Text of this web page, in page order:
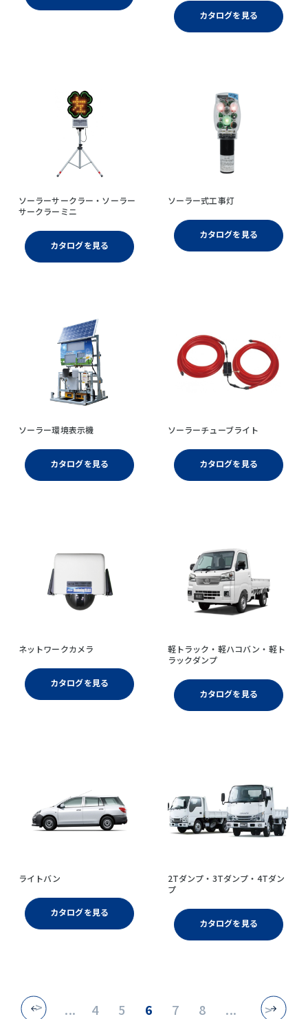
カタログを見る
ソーラーサークラー・ソーラー
サークラーミニ
カタログを見る
ソーラー式工事灯
カタログを見る
ソーラー環境表示機
カタログを見る
ソーラーチューブライト
カタログを見る
ネットワークカメラ
カタログを見る
軽トラック・軽ハコバン・軽ト
ラックダンプ
カタログを見る
ライトバン
カタログを見る
2Tダンプ・3Tダンプ・4Tダン
プ
カタログを見る
< ... 4 5 6 7 8 ... >